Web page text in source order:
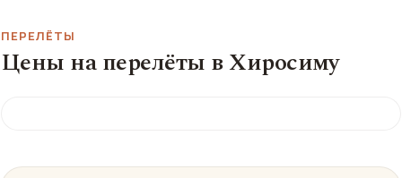
ПЕРЕЛЁТЫ
Цены на перелёты в Хиросиму